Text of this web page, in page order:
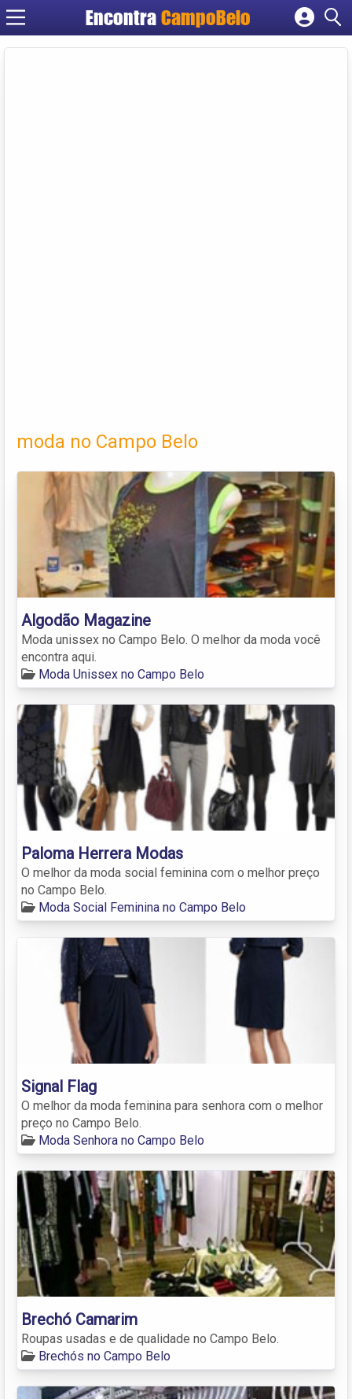
EncontraCampoBelo
Cadastrar empresa
moda no Campo Belo
Algodão Magazine
Moda unissex no Campo Belo. O melhor da moda você
encontra aqui.
Moda Unissex no Campo Belo
Paloma Herrera Modas
O melhor da moda social feminina com o melhor preço
no Campo Belo.
Moda Social Feminina no Campo Belo
Signal Flag
O melhor da moda feminina para senhora com o melhor
preço no Campo Belo.
Moda Senhora no Campo Belo
Brechó Camarim
Roupas usadas e de qualidade no Campo Belo.
Brechós no Campo Belo